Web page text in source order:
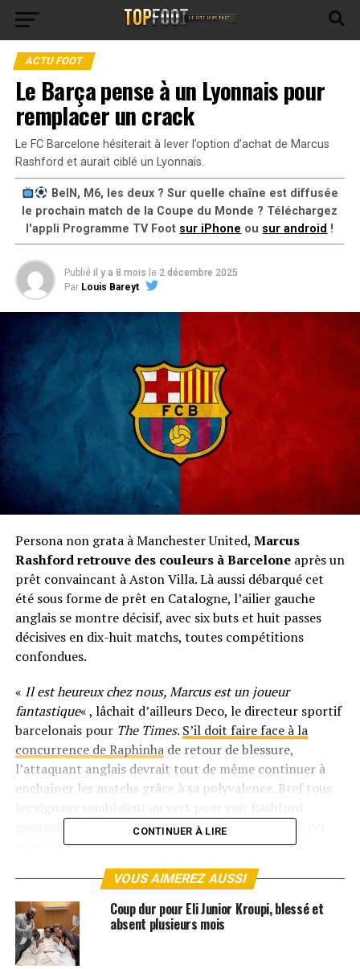
ACTU FOOT
Le Barça pense à un Lyonnais pour
remplacer un crack
Le FC Barcelone hésiterait à lever l’option d’achat de Marcus
Rashford et aurait ciblé un Lyonnais.
BeIN, M6, les deux ? Sur quelle chaîne est diffusée
le prochain match de la Coupe du Monde ? Téléchargez
l'appli Programme TV Foot sur iPhone ou sur android !
Publié il y a 8 mois le 2 décembre 2025
Par Louis Bareyt
Persona non grata à Manchester United, Marcus
Rashford retrouve des couleurs à Barceloneaprès un
prêt convaincant à Aston Villa. Là aussi débarqué cet
été sous forme de prêt en Catalogne, l’ailier gauche
anglais se montre décisif, avec six buts et huit passes
décisives en dix-huit matchs, toutes compétitions
confondues.
« Il est heureux chez nous, Marcus est un joueur
fantastique« , lâchait d’ailleurs Deco, le directeur sportif
barcelonais pour The Times. S’il doit faire face à la
concurrence de Raphinhade retour de blessure,
l’attaquant anglais devrait tout de même continuer à
enchaîner les matchs grâce à sa polyvalence. Bref tous
poursuivre son aventure chez les Blaugrana après cet
exercice.
Problème ? Le Barça, qui doit toujours faire face à des
soucis financiers, hésiterait à lever l’option d’achat de
RashfordselonSport. Celle-ci a été fixée à 30M d’euros
par Manchester United et
coulissesdu côté du Camp Nou.
CONTINUER À LIRE
VOUS AIMEREZ AUSSI
Coup dur pour Eli Junior Kroupi, blessé et
absent plusieurs mois